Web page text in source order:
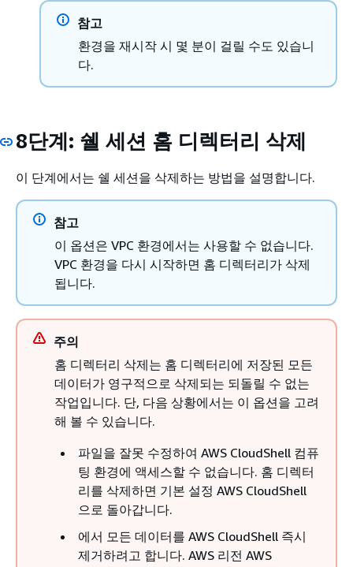
참고
환경을 재시작 시 몇 분이 걸릴 수도 있습니
다.
8단계: 쉘 세션 홈 디렉터리 삭제
이 단계에서는 쉘 세션을 삭제하는 방법을 설명합니다.
참고
이 옵션은 VPC 환경에서는 사용할 수 없습니다.
VPC 환경을 다시 시작하면 홈 디렉터리가 삭제
됩니다.
주의
홈 디렉터리 삭제는 홈 디렉터리에 저장된 모든
데이터가 영구적으로 삭제되는 되돌릴 수 없는
작업입니다. 단, 다음 상황에서는 이 옵션을 고려
해 볼 수 있습니다.
파일을 잘못 수정하여 AWS CloudShell 컴퓨
팅 환경에 액세스할 수 없습니다. 홈 디렉터
리를 삭제하면 기본 설정 AWS CloudShell
으로 돌아갑니다.
에서 모든 데이터를 AWS CloudShell 즉시
제거하려고 합니다. AWS 리전 AWS